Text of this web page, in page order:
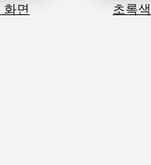
화면 초록